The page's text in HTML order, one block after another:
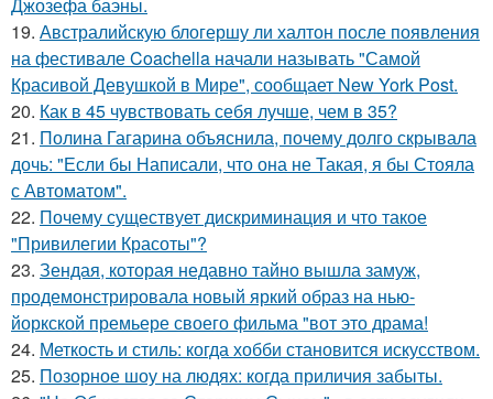
19. Австралийскую блогершу ли халтон после появления
на фестивале Coachella начали называть "Самой
Красивой Девушкой в Мире", сообщает New York Post.
20. Как в 45 чувствовать себя лучше, чем в 35?
21. Полина Гагарина объяснила, почему долго скрывала
дочь: "Если бы Написали, что она не Такая, я бы Стояла
с Автоматом".
22. Почему существует дискриминация и что такое
"Привилегии Красоты"?
23. Зендая, которая недавно тайно вышла замуж,
продемонстрировала новый яркий образ на нью-
йоркской премьере своего фильма "вот это драма!
24. Меткость и стиль: когда хобби становится искусством.
25. Позорное шоу на людях: когда приличия забыты.